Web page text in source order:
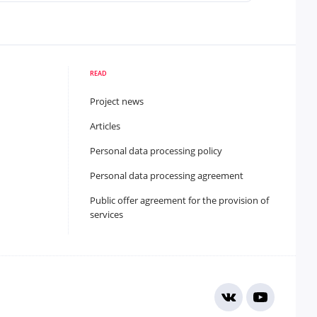
READ
Project news
Articles
Personal data processing policy
Personal data processing agreement
Public offer agreement for the provision of
services